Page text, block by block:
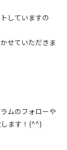
していますの
せていただきま
ムのフォローや
ます！(^^)